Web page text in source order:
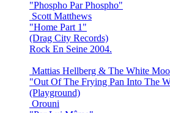
"Phospho Par Phospho"
Scott Matthews
"Home Part 1"
(Drag City Records)
Rock En Seine 2004.
Mattias Hellberg & The White
"Out Of The Frying Pan Into The
(Playground)
Orouni